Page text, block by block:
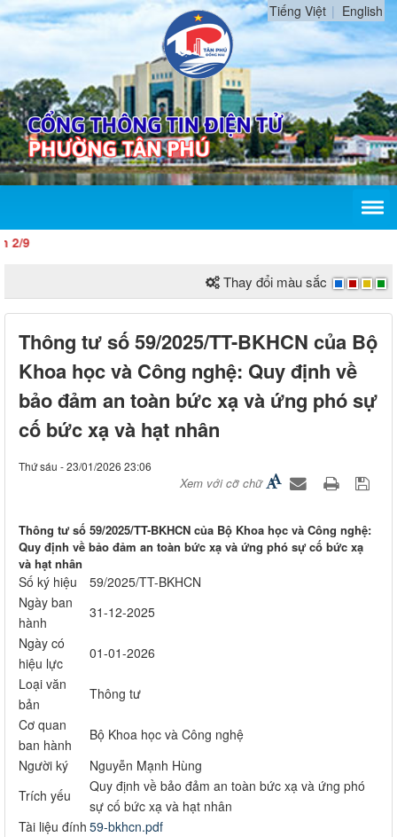
Tiếng Việt English
9
Thay đổi màu sắc
Thông tư số 59/2025/TT-BKHCN của Bộ
Khoa học và Công nghệ: Quy định về
bảo đảm an toàn bức xạ và ứng phó sự
cố bức xạ và hạt nhân
Thứ sáu - 23/01/2026 23:06
Xem với cỡ chữ
Thông tư số 59/2025/TT-BKHCN của Bộ Khoa học và Công nghệ:
Quy định về bảo đảm an toàn bức xạ và ứng phó sự cố bức xạ
và hạt nhân
Số ký hiệu
59/2025/TT-BKHCN
Ngày ban
hành
31-12-2025
Ngày có
hiệu lực
01-01-2026
Loại văn
bản
Thông tư
Cơ quan
ban hành
Bộ Khoa học và Công nghệ
Người ký
Nguyễn Mạnh Hùng
Trích yếu
Quy định về bảo đảm an toàn bức xạ và ứng phó
sự cố bức xạ và hạt nhân
Tài liệu đính 59-bkhcn.pdf